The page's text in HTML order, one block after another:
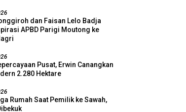
dan Faisan Lelo Badja
APBD Parigi Moutong ke
Pusat, Erwin Canangkan
2.280 Hektare
Rumah Saat Pemilik ke Sawah,